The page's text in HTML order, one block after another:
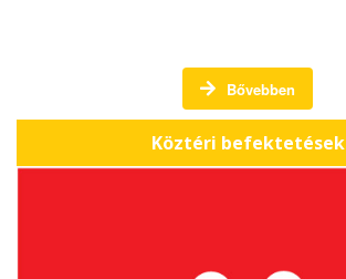
Bővebben
Köztéri befektetések